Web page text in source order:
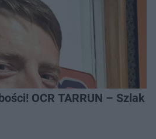
OCR TARRUN – Szlak